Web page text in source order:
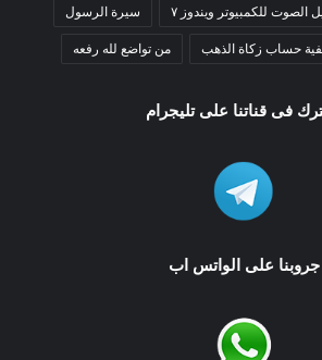
الصوت للكمبيوتر ويندوز ٧ سيرة الرسول
حساب زكاة الذهب من تواضع لله رفعه
فى قناتنا على تليجرام
جروبنا على الواتس اب